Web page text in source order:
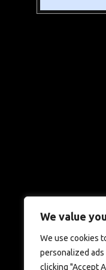
We value
We use cookies
personalized
clicking "Accept